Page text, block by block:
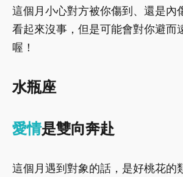
這個月小心對方被你傷到、還是內
看起來沒事，但是可能會對你避而
喔！
水瓶座
愛情是雙向奔赴
這個月遇到對象的話，是好桃花的